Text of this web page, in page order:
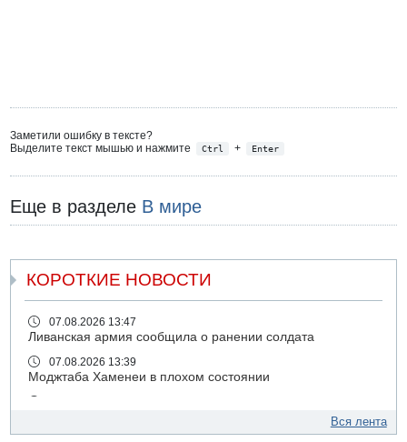
Заметили ошибку в тексте?
Выделите текст мышью и нажмите
Ctrl + Enter
Еще в разделе В мире
КОРОТКИЕ НОВОСТИ
07.08.2026 13:47
Ливанская армия сообщила о ранении солдата
07.08.2026 13:39
Моджтаба Хаменеи в плохом состоянии
свадьбу
Вся лента